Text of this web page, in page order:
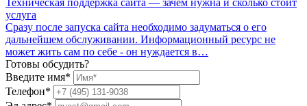
Техническая поддержка сайта — зачем нужна и сколько стоит
услуга
Сразу после запуска сайта необходимо задуматься о его
дальнейшем обслуживании. Информационный ресурс не
может жить сам по себе - он нуждается в…
Готовы обсудить?
Введите имя*
Телефон*